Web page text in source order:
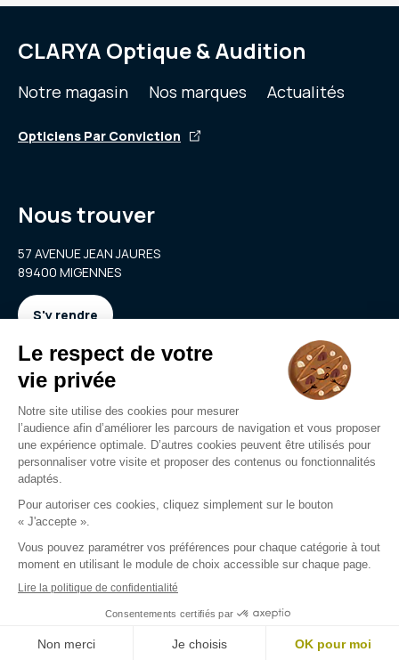
CLARYA Optique & Audition
Notre magasin Nos marques Actualités
Opticiens Par Conviction
Nous trouver
57 AVENUE JEAN JAURES
89400 MIGENNES
S'y rendre
Nous contacter
anthossa@live.fr
03 86 19 38 49
Nous contacter
Mentions légales
CGU
Politique de confidentialité
Groupe all © - Tous droits réservés - 2026